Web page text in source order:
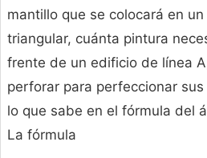
mantillo que se colocará en
triangular, cuánta pintura
frente de un edificio de línea
perforar para perfeccionar
lo que sabe en el fórmula del
La fórmula